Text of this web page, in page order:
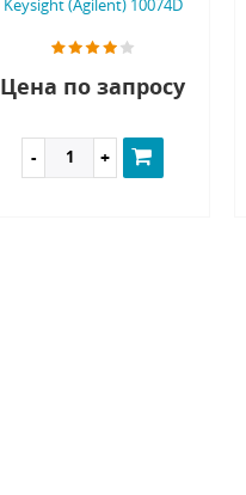
Keysight (Agilent) 10074D
Цена по запросу